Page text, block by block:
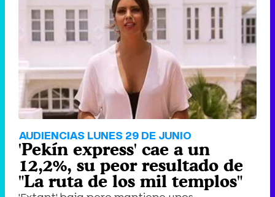
AUDIENCIAS LUNES 29 DE JUNIO
'Pekín express' cae a un
12,2%, su peor resultado de
"La ruta de los mil templos"